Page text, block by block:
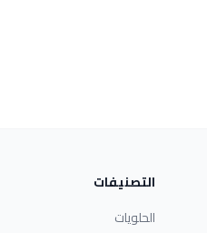
التصنيفات
الحلويات